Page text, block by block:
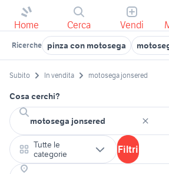
Home Cerca Vendi
Ricerche pinza con motosega
Subito In vendita motosega jonsered
Cosa cerchi?
Tutte le
categorie
Filtri